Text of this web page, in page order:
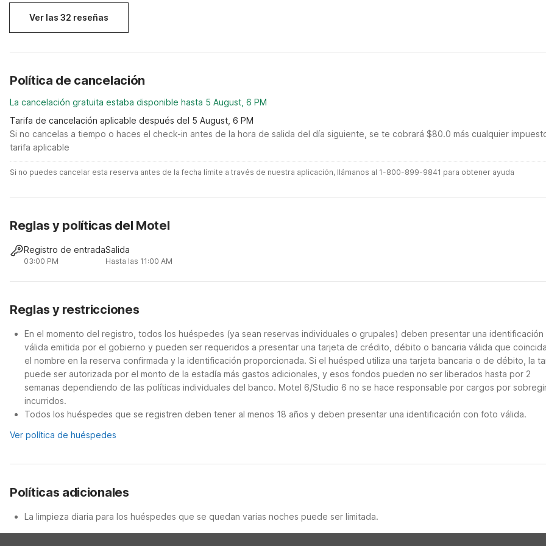
Ver las 32 reseñas
Política de cancelación
La cancelación gratuita estaba disponible hasta 5 August, 6 PM
Tarifa de cancelación aplicable después del 5 August, 6 PM
Si no cancelas a tiempo o haces el check-in antes de la hora de salida del día siguiente, se te cobrará $80.0 más cualquier
tarifa aplicable
Si no puedes cancelar esta reserva antes de la fecha límite a través de nuestra aplicación, llámanos al 1-800-899-9841 para obtener ayuda
Reglas y políticas del Motel
Registro de entrada
03:00 PM
Salida
Hasta las 11:00 AM
Reglas y restricciones
En el momento del registro, todos los huéspedes (ya sean reservas individuales o grupales) deben presentar una identificación
válida emitida por el gobierno y pueden ser requeridos a presentar una tarjeta de crédito, débito o bancaria válida que
el nombre en la reserva confirmada y la identificación proporcionada. Si el huésped utiliza una tarjeta bancaria o de débito, la
puede ser autorizada por el monto de la estadía más gastos adicionales, y esos fondos pueden no ser liberados hasta por 2
semanas dependiendo de las políticas individuales del banco. Motel 6/Studio 6 no se hace responsable por cargos por
incurridos.
Todos los huéspedes que se registren deben tener al menos 18 años y deben presentar una identificación con foto válida.
Ver política de huéspedes
Políticas adicionales
La limpieza diaria para los huéspedes que se quedan varias noches puede ser limitada.